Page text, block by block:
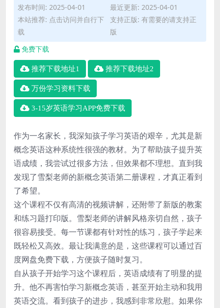
发布时间: 2025-04-01
最近更新: 2025-04-01
本站推荐: 点击访问并自行下
载
支持正版: 有需要的请支持正
版
免费下载
推荐下载地址1 推荐下载地址2
万份学习资料下载
3-15岁英语学习APP免费下载
作为一名家长，我深知孩子学习英语的艰辛，尤其是新
概念英语这种系统性很强的教材。为了帮助孩子提升英
语成绩，我尝试过很多方法，但效果都不理想。直到我
发现了雪梨老师的新概念英语第二册课程，才真正看到
了希望。
这个课程不仅有高清的视频讲解，还附带了新版的教案
和练习题打印版。雪梨老师的讲解风格亲切自然，孩子
很容易接受。每一节课都有针对性的练习，孩子学起来
既轻松又高效。最让我满意的是，这些课程可以通过百
度网盘免费下载，方便孩子随时复习。
自从孩子开始学习这个课程后，英语成绩有了明显的提
升。他不再害怕学习新概念英语，甚至开始主动和我用
英语交流。看到孩子的进步，我感到非常欣慰。如果你